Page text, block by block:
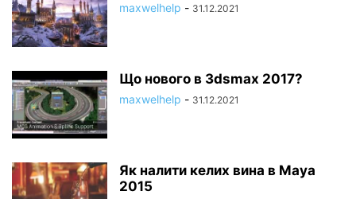
maxwelhelp - 31.12.2021
Що нового в 3dsmax 2017?
maxwelhelp - 31.12.2021
Як налити келих вина в Maya
2015